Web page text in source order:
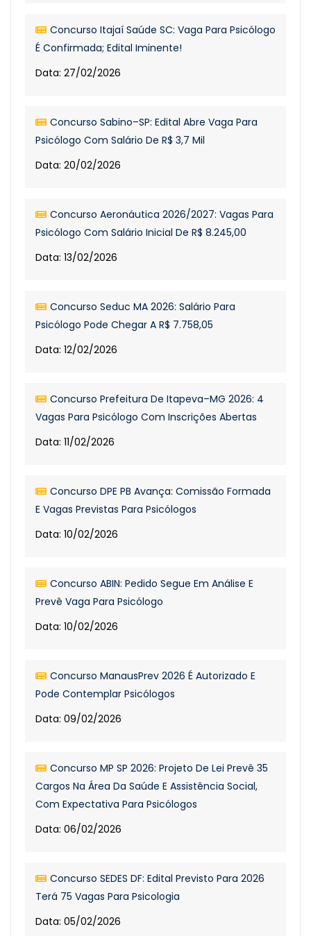
Concurso Itajaí Saúde SC: Vaga Para Psicólogo
É Confirmada; Edital Iminente!
Data: 27/02/2026
Concurso Sabino–SP: Edital Abre Vaga Para
Psicólogo Com Salário De R$ 3,7 Mil
Data: 20/02/2026
Concurso Aeronáutica 2026/2027: Vagas Para
Psicólogo Com Salário Inicial De R$ 8.245,00
Data: 13/02/2026
Concurso Seduc MA 2026: Salário Para
Psicólogo Pode Chegar A R$ 7.758,05
Data: 12/02/2026
Concurso Prefeitura De Itapeva–MG 2026: 4
Vagas Para Psicólogo Com Inscrições Abertas
Data: 11/02/2026
Concurso DPE PB Avança: Comissão Formada
E Vagas Previstas Para Psicólogos
Data: 10/02/2026
Concurso ABIN: Pedido Segue Em Análise E
Prevê Vaga Para Psicólogo
Data: 10/02/2026
Concurso ManausPrev 2026 É Autorizado E
Pode Contemplar Psicólogos
Data: 09/02/2026
Concurso MP SP 2026: Projeto De Lei Prevê 35
Cargos Na Área Da Saúde E Assistência Social,
Com Expectativa Para Psicólogos
Data: 06/02/2026
Concurso SEDES DF: Edital Previsto Para 2026
Terá 75 Vagas Para Psicologia
Data: 05/02/2026